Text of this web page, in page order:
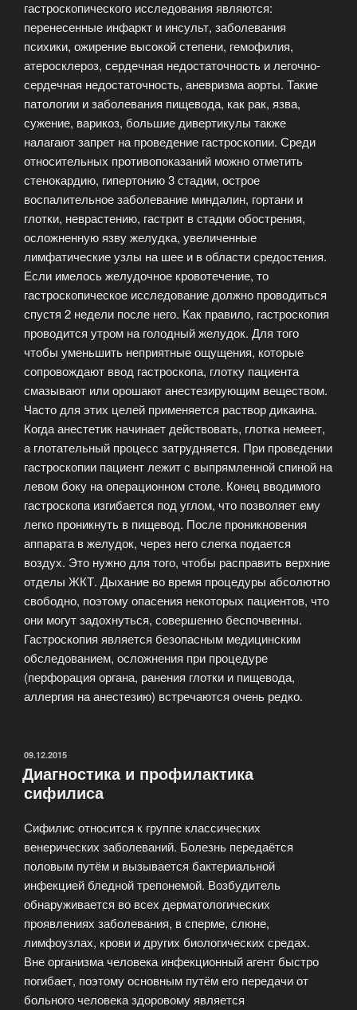
гастроскопического исследования являются:
перенесенные инфаркт и инсульт, заболевания
психики, ожирение высокой степени, гемофилия,
атеросклероз, сердечная недостаточность и легочно-
сердечная недостаточность, аневризма аорты. Такие
патологии и заболевания пищевода, как рак, язва,
сужение, варикоз, большие дивертикулы также
налагают запрет на проведение гастроскопии. Среди
относительных противопоказаний можно отметить
стенокардию, гипертонию 3 стадии, острое
воспалительное заболевание миндалин, гортани и
глотки, неврастению, гастрит в стадии обострения,
осложненную язву желудка, увеличенные
лимфатические узлы на шее и в области средостения.
Если имелось желудочное кровотечение, то
гастроскопическое исследование должно проводиться
спустя 2 недели после него. Как правило, гастроскопия
проводится утром на голодный желудок. Для того
чтобы уменьшить неприятные ощущения, которые
сопровождают ввод гастроскопа, глотку пациента
смазывают или орошают анестезирующим веществом.
Часто для этих целей применяется раствор дикаина.
Когда анестетик начинает действовать, глотка немеет,
а глотательный процесс затрудняется. При проведении
гастроскопии пациент лежит с выпрямленной спиной на
левом боку на операционном столе. Конец вводимого
гастроскопа изгибается под углом, что позволяет ему
легко проникнуть в пищевод. После проникновения
аппарата в желудок, через него слегка подается
воздух. Это нужно для того, чтобы расправить верхние
отделы ЖКТ. Дыхание во время процедуры абсолютно
свободно, поэтому опасения некоторых пациентов, что
они могут задохнуться, совершенно беспочвенны.
Гастроскопия является безопасным медицинским
обследованием, осложнения при процедуре
(перфорация органа, ранения глотки и пищевода,
аллергия на анестезию) встречаются очень редко.
ОПУБЛИКОВАНО
09.12.2015
Диагностика и профилактика
сифилиса
Сифилис относится к группе классических
венерических заболеваний. Болезнь передаётся
половым путём и вызывается бактериальной
инфекцией бледной трепонемой. Возбудитель
обнаруживается во всех дерматологических
проявлениях заболевания, в сперме, слюне,
лимфоузлах, крови и других биологических средах.
Вне организма человека инфекционный агент быстро
погибает, поэтому основным путём его передачи от
больного человека здоровому является